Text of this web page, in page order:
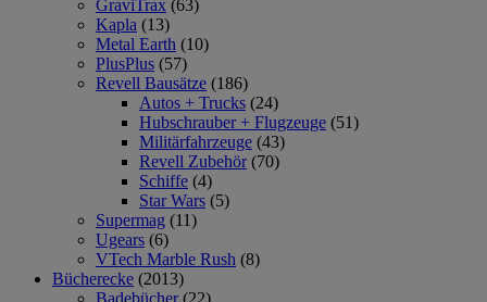
GraviTrax (63)
Kapla (13)
Metal Earth (10)
PlusPlus (57)
Revell Bausätze (186)
Autos + Trucks (24)
Hubschrauber + Flugzeuge (51)
Militärfahrzeuge (43)
Revell Zubehör (70)
Schiffe (4)
Star Wars (5)
Supermag (11)
Ugears (6)
VTech Marble Rush (8)
Bücherecke (2013)
Badebücher (22)